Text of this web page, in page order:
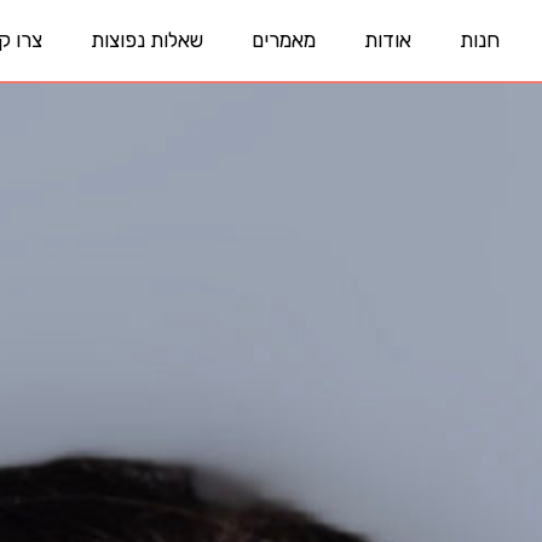
חנות אודות מאמרים שאלות נפוצות צרו